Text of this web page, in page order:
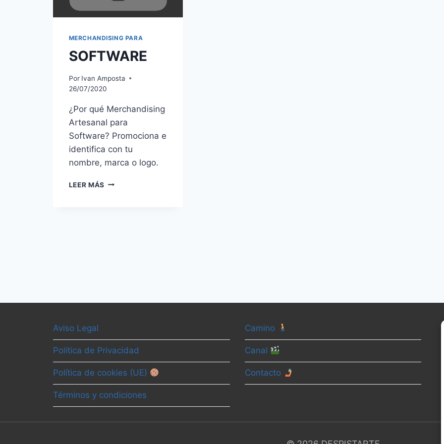
MERCHANDISING PARA
SOFTWARE
Por Ivan Amposta
26/07/2020
¿Por qué Merchandising
Artesanal para
Software? Promociona e
identifica con tu
nombre, marca o logo.
LEER MÁS SOFTWARE
Aviso Legal
Política de Privacidad
Política de cookies (UE)
Términos y condiciones
Camino
Canal
Contacto